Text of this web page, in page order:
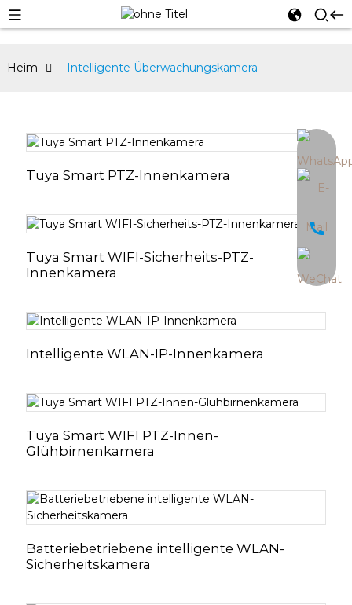
Heim Intelligente Überwachungskamera
Tuya Smart PTZ-Innenkamera
Tuya Smart WIFI-Sicherheits-PTZ-
Innenkamera
Intelligente WLAN-IP-Innenkamera
Tuya Smart WIFI PTZ-Innen-
Glühbirnenkamera
Batteriebetriebene intelligente WLAN-
Sicherheitskamera